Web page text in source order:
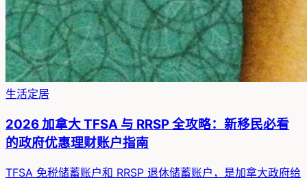
生活定居
2026 加拿大 TFSA 与 RRSP 全攻略：新移民必看
的政府优惠理财账户指南
TFSA 免税储蓄账户和 RRSP 退休储蓄账户，是加拿大政府给